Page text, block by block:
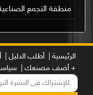
منطقة التجمع
الرئيسية | أطلب الدليل |
+ أضف مصنعك |